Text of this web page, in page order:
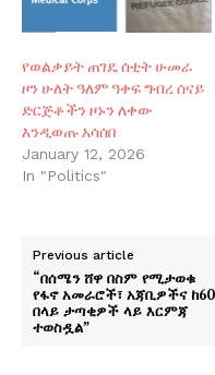
የወልቃይት ጠገዴ ሰቲት ሁመራ
ዞን ሁለት ዓለም ዓቀፍ ግብረ ሰናይ
ድርጅቶችን ዞኑን ለቀው
እንዲወጡ አሳሰበ
January 12, 2026
In "Politics"
Previous article
“በሰሜን ሸዋ በስም የሚታወቁ
የፋኖ አመራሮች፣ አጃቢዎችና ከ60
በላይ ታጣቂዎች ላይ እርምጃ
ተወስዷል”